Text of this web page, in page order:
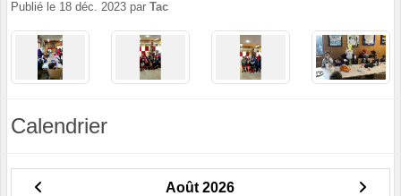
Publié le 18 déc. 2023 par Tac
Calendrier
Août 2026